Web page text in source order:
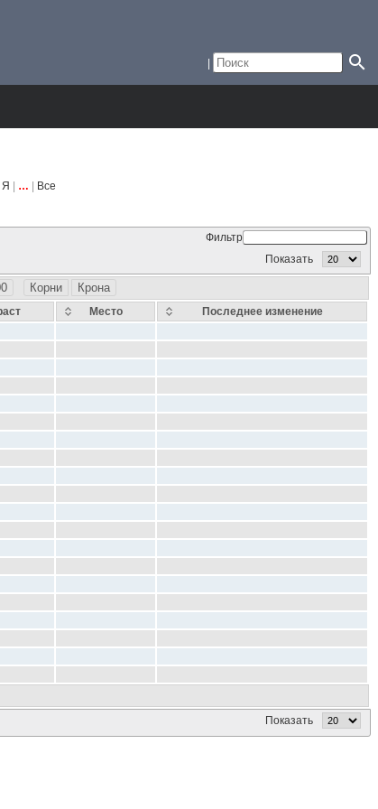
Я …
Все
Фильтр
Показать
Корни Крона
Место Последнее изменение
Показать